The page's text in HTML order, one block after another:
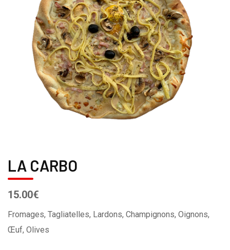
LA CARBO
15.00€
Fromages, Tagliatelles, Lardons, Champignons, Oignons,
Œuf, Olives